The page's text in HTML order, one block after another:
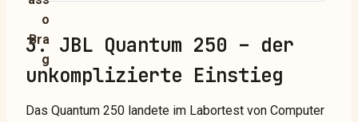
3. JBL Quantum 250 – der
unkomplizierte Einstieg
Das Quantum 250 landete im Labortest von Computer